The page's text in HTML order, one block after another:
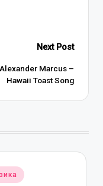
Next Post
Alexander Marcus –
Hawaii Toast Song